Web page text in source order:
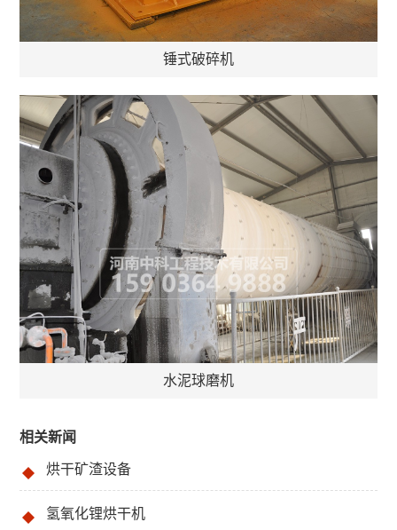
锤式破碎机
水泥球磨机
相关新闻
烘干矿渣设备
氢氧化锂烘干机